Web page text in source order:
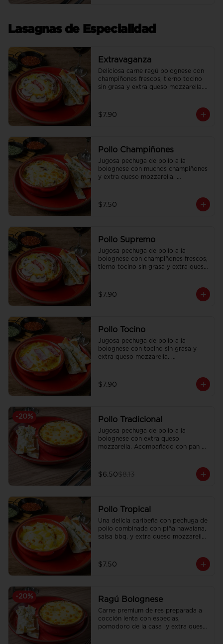
Lasagnas de Especialidad
Extravaganza
Deliciosa carne ragú bolognese con
champiñones frescos, tierno tocino
sin grasa y extra queso mozzarella.
$7.90
Pollo Champiñones
Jugosa pechuga de pollo a la
bolognese con muchos champiñones
y extra queso mozzarella.
$7.50
Pollo Supremo
Jugosa pechuga de pollo a la
bolognese con champiñones frescos,
tierno tocino sin grasa y extra queso
$7.90
Pollo Tocino
Jugosa pechuga de pollo a la
bolognese con tocino sin grasa y
extra queso mozzarella.
$7.90
-20% Pollo Tradicional
Jugosa pechuga de pollo a la
bolognese con extra queso
mozzarella. Acompañado con pan
$6.50$8.13
Pollo Tropical
Una delicia caribeña con pechuga de
pollo combinada con piña hawaiana,
salsa bbq, y extra queso mozzarella.
$7.50
-20% Ragú Bolognese
Carne premium de res preparada a
cocción lenta con especias,
pomodoro de la casa  y extra queso